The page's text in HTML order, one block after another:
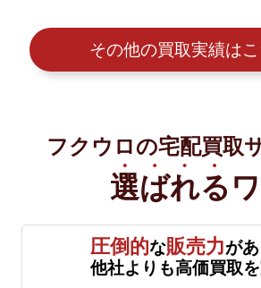
その他の買取実績はこ
フクウロの宅配買取
選ばれる
圧倒的な販売力が
他社よりも高価買取を